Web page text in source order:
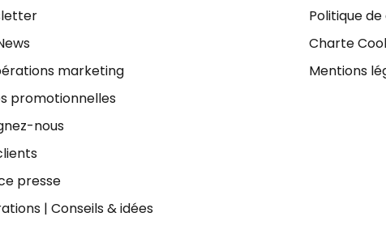
marketing
promotionnelles
nous
presse
| Conseils & idées
Politique
Charte
Mentions